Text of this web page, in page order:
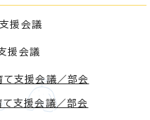
援会議
援会議
て支援会議／部会
て支援会議／部会